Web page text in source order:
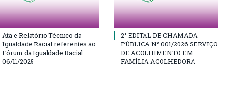
Ata e Relatório Técnico da
Igualdade Racial referentes ao
Fórum da Igualdade Racial –
06/11/2025
2° EDITAL DE CHAMADA
PÚBLICA Nº 001/2026 SERVIÇO
DE ACOLHIMENTO EM
FAMÍLIA ACOLHEDORA